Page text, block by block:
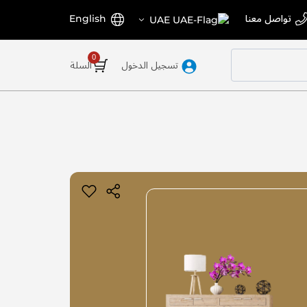
تواصل معنا اختر
المتجر
UAE اللغة English
السلة تسجيل الدخول